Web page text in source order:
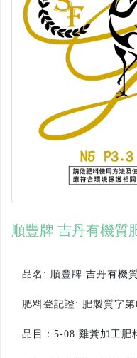
順豐牌 吉丹有機質
品名: 順豐牌 吉丹有機
肥料登記證: 肥製質字第
品目：5-08 雞糞加工肥